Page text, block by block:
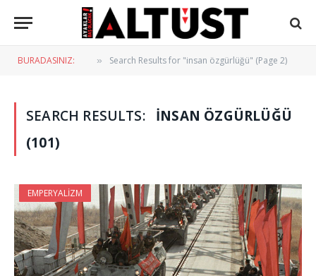
BURADASINIZ: » Search Results for "insan özgürlüğü" (Page 2)
SEARCH RESULTS:
INSAN ÖZGÜRLÜĞÜ
(101)
EMPERYALIZM